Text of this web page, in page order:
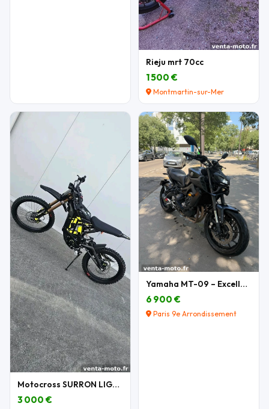
Rieju mrt 70cc
1 500 €
Montmartin-sur-Mer
Motocross SURRON LIGHT BEE X 2026
3 000 €
Yamaha MT-09 – Excellent état – Nombreux équipemen
6 900 €
Paris 9e Arrondissement